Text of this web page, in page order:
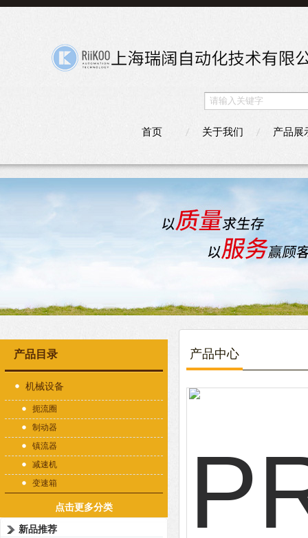
首页 关于我们 产品展
产品目录
机械设备
扼流圈
制动器
镇流器
减速机
变速箱
点击更多分类
新品推荐
产品中心